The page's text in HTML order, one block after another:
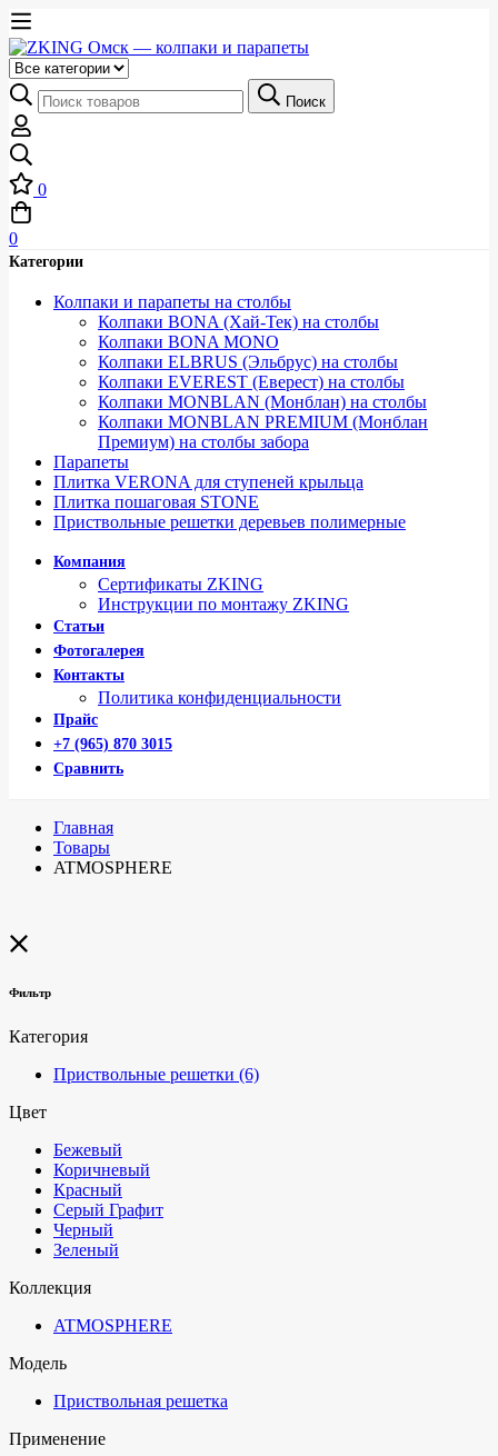
Выберите
категорию
Искать:
Поиск
0
0
Категории
Колпаки и парапеты на столбы
Колпаки BONA (Хай-Тек) на столбы
Колпаки BONA MONO
Колпаки ELBRUS (Эльбрус) на столбы
Колпаки EVEREST (Еверест) на столбы
Колпаки MONBLAN (Монблан) на столбы
Колпаки MONBLAN PREMIUM (Монблан
Премиум) на столбы забора
Парапеты
Плитка VERONA для ступеней крыльца
Плитка пошаговая STONE
Приствольные решетки деревьев полимерные
Компания
Сертификаты ZKING
Инструкции по монтажу ZKING
Статьи
Фотогалерея
Контакты
Политика конфиденциальности
Прайс
+7 (965) 870 3015
Сравнить
Главная
Товары
ATMOSPHERE
Фильтр
Категория
Приствольные решетки (6)
Цвет
Бежевый
Коричневый
Красный
Серый Графит
Черный
Зеленый
Коллекция
ATMOSPHERE
Модель
Приствольная решетка
Применение